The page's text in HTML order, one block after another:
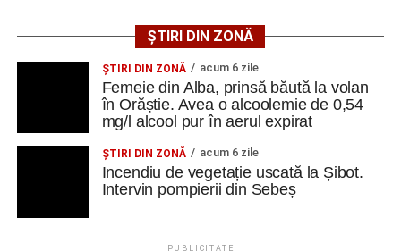
Hondorocu – Giurică, Morariu – Vreja, Viașu, Buțurcă –
Trip; rezerve Krupenschi, Fulga, Nițu, Mihăilă, Polgar, R.
Călin, Covaci, Păcuraru, D. Popa. Antrenor Sorin Bălu
FOTO: Sorin GIURCĂ
ȘTIRI DIN ZONĂ
ŞTIRI DIN ZONĂ acum 6 zile
Femeie din Alba, prinsă băută la volan
în Orăștie. Avea o alcoolemie de 0,54
mg/l alcool pur în aerul expirat
ŞTIRI DIN ZONĂ acum 6 zile
Incendiu de vegetație uscată la Șibot.
Intervin pompierii din Sebeș
PUBLICITATE